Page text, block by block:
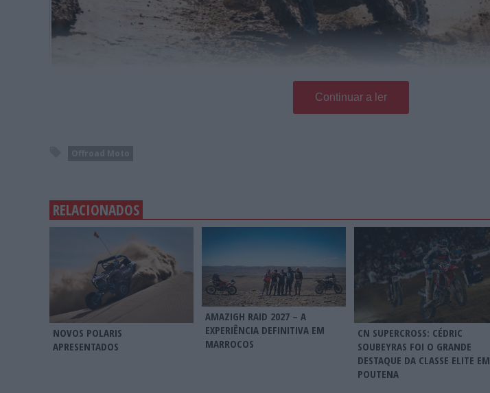
Continuar a ler
RELACIONADOS
NOVOS POLARIS
APRESENTADOS
AMAZIGH RAID 2027 – A
EXPERIÊNCIA DEFINITIVA EM
MARROCOS
CN SUPERCROSS: CÉDRIC
SOUBEYRAS FOI O GRANDE
DESTAQUE DA CLASSE ELITE EM
POUTENA